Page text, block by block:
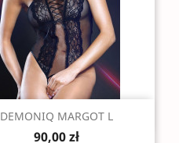
Szybki podgląd
DEMONIQ MARGOT L
90,00 zł